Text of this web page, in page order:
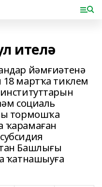
ителә
йәмғиәтенә
мартҡа тиклем
социаль
тормошҡа
ҡарамаған
Башлығы
ҡатнашыуға